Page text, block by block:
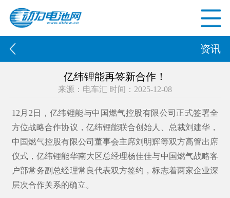
资讯
亿纬锂能再签新合作！
来源：电车汇 时间：2025-12-08
12月2日，亿纬锂能与中国燃气控股有限公司正式签署全
方位战略合作协议，亿纬锂能联合创始人、总裁刘建华，
中国燃气控股有限公司董事会主席刘明辉等双方高管出席
仪式，亿纬锂能华南大区总经理杨佳佳与中国燃气战略客
户部常务副总经理常良代表双方签约，标志着两家企业深
层次合作关系的确立。